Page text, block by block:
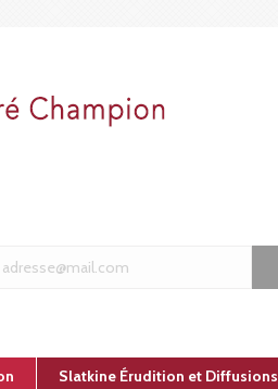
Slatkine Érudition et Diffusions